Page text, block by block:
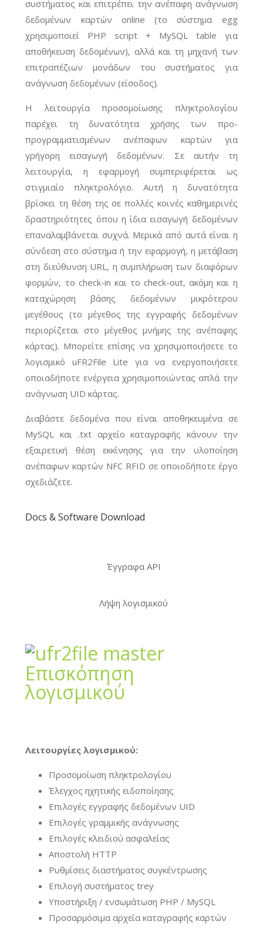
συστήματος και επιτρέπει την ανέπαφη ανάγνωση
δεδομένων καρτών online (το σύστημα egg
χρησιμοποιεί PHP script + MySQL table για
αποθήκευση δεδομένων), αλλά και τη μηχανή των
επιτραπέζιων μονάδων του συστήματος για
ανάγνωση δεδομένων (είσοδος).
Η λειτουργία προσομοίωσης πληκτρολογίου
παρέχει τη δυνατότητα χρήσης των προ-
προγραμματισμένων ανέπαφων καρτών για
γρήγορη εισαγωγή δεδομένων. Σε αυτήν τη
λειτουργία, η εφαρμογή συμπεριφέρεται ως
στιγμιαίο πληκτρολόγιο. Αυτή η δυνατότητα
βρίσκει τη θέση της σε πολλές κοινές καθημερινές
δραστηριότητες όπου η ίδια εισαγωγή δεδομένων
επαναλαμβάνεται συχνά. Μερικά από αυτά είναι η
σύνδεση στο σύστημα ή την εφαρμογή, η μετάβαση
στη διεύθυνση URL, η συμπλήρωση των διαφόρων
φορμών, το check-in και το check-out, ακόμη και η
καταχώρηση βάσης δεδομένων μικρότερου
μεγέθους (το μέγεθος της εγγραφής δεδομένων
περιορίζεται στο μέγεθος μνήμης της ανέπαφης
κάρτας). Μπορείτε επίσης να χρησιμοποιήσετε το
λογισμικό uFR2File Lite για να ενεργοποιήσετε
οποιαδήποτε ενέργεια χρησιμοποιώντας απλά την
ανάγνωση UID κάρτας.
Διαβάστε δεδομένα που είναι αποθηκευμένα σε
MySQL και .txt αρχείο καταγραφής κάνουν την
εξαιρετική θέση εκκίνησης για την υλοποίηση
ανέπαφων καρτών NFC RFID σε οποιοδήποτε έργο
σχεδιάζετε.
Docs & Software Download
Έγγραφα API
Λήψη λογισμικού
Επισκόπηση
λογισμικού
Λειτουργίες λογισμικού:
Προσομοίωση πληκτρολογίου
Έλεγχος ηχητικής ειδοποίησης
Επιλογές εγγραφής δεδομένων UID
Επιλογές γραμμικής ανάγνωσης
Επιλογές κλειδιού ασφαλείας
Αποστολή HTTP
Ρυθμίσεις διαστήματος συγκέντρωσης
Επιλογή συστήματος trey
Υποστήριξη / ενσωμάτωση PHP / MySQL
Προσαρμόσιμα αρχεία καταγραφής καρτών